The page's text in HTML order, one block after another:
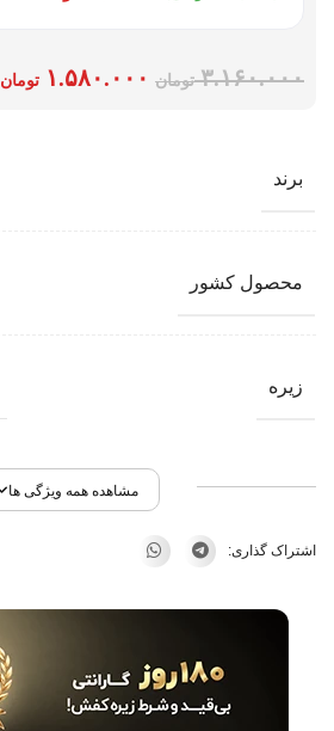
۳.۱۶۰.۰۰۰ تومان ۱.۵۸۰.۰۰۰ تومان
برند
محصول کشور
زیره
مشاهده همه ویژگی ها
اشتراک گذاری: